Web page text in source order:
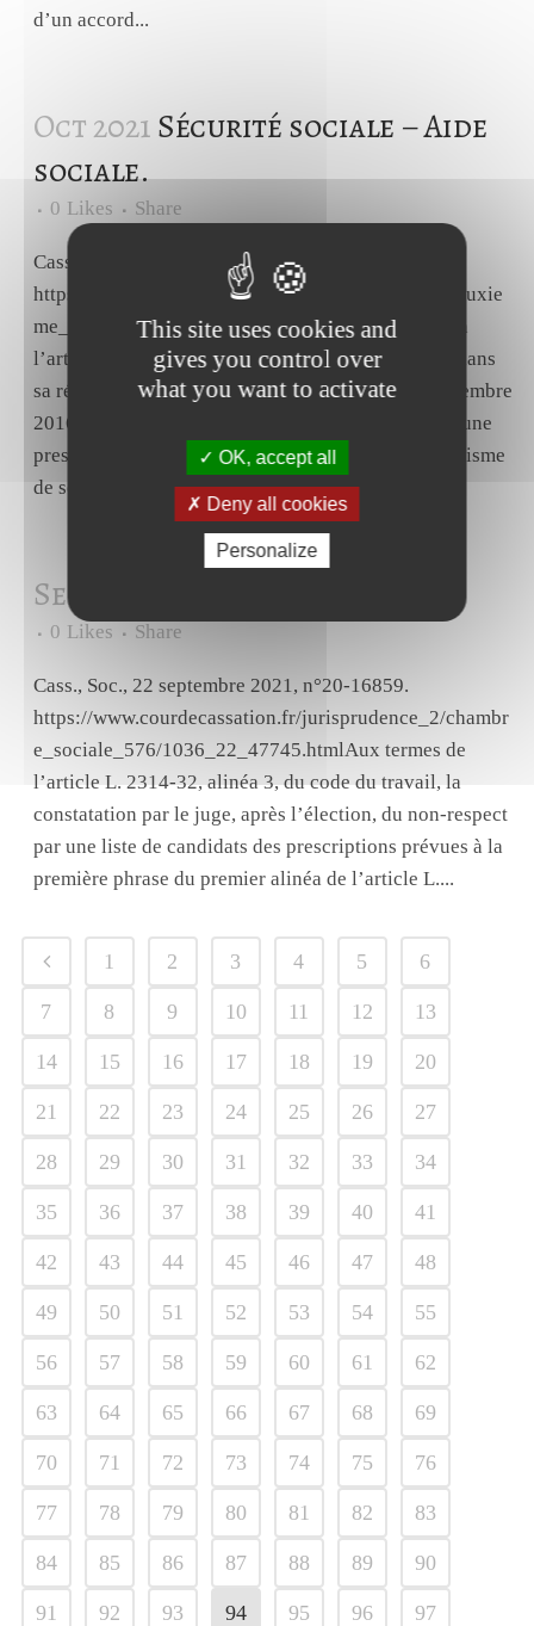
d’un accord...
Oct 2021Sécurité sociale – Aide
sociale.
0 Likes Share
Cass., Civ., 2ème, 23 septembre 2021, n°20-10532.
https://www.courdecassation.fr/jurisprudence_2/deuxie
me_chambre_civile_570/883_23_47755.htmlSelon
l’article L. 161-1-5 du code de la sécurité sociale, dans
sa rédaction issue de la loi n°2016-1827 du 23 décembre
2016, applicable au litige, pour le recouvrement d’une
prestation indûment versée, le directeur d’un organisme
de sécurité...
Sep 2021
0 Likes Share
Cass., Soc., 22 septembre 2021, n°20-16859.
https://www.courdecassation.fr/jurisprudence_2/chambr
e_sociale_576/1036_22_47745.htmlAux termes de
l’article L. 2314-32, alinéa 3, du code du travail, la
constatation par le juge, après l’élection, du non-respect
par une liste de candidats des prescriptions prévues à la
première phrase du premier alinéa de l’article L....
1 2 3 4 5 6
7 8 9 10 11 12 13
14 15 16 17 18 19 20
21 22 23 24 25 26 27
28 29 30 31 32 33 34
35 36 37 38 39 40 41
42 43 44 45 46 47 48
49 50 51 52 53 54 55
56 57 58 59 60 61 62
63 64 65 66 67 68 69
70 71 72 73 74 75 76
77 78 79 80 81 82 83
84 85 86 87 88 89 90
91 92 93 94 95 96 97
This site uses cookies and
gives you control over
what you want to activate
OK, accept all
Deny all cookies
Personalize